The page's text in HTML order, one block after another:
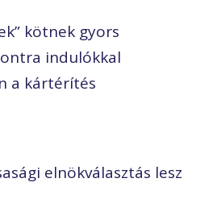
kötnek gyors
indulókkal
a kártérítés
elnökválasztás lesz